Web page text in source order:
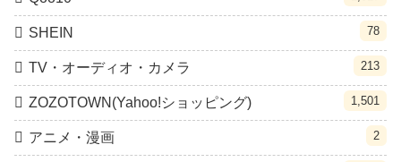
SHEIN 78
TV・オーディオ・カメラ 213
ZOZOTOWN(Yahoo!ショッピング) 1,501
アニメ・漫画 2